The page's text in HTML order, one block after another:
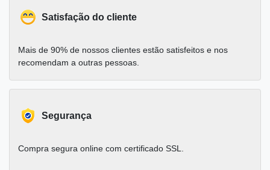
Satisfação do cliente
Mais de 90% de nossos clientes estão satisfeitos e nos
recomendam a outras pessoas.
Segurança
Compra segura online com certificado SSL.